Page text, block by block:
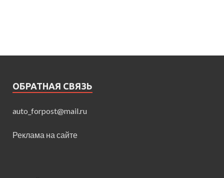
ОБРАТНАЯ СВЯЗЬ
auto_forpost@mail.ru
Реклама на сайте